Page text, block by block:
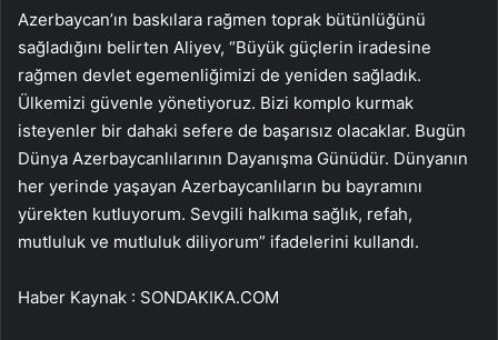
Azerbaycan’ın baskılara rağmen toprak bütünlüğünü
sağladığını belirten Aliyev, “Büyük güçlerin iradesine
rağmen devlet egemenliğimizi de yeniden sağladık.
Ülkemizi güvenle yönetiyoruz. Bizi komplo kurmak
isteyenler bir dahaki sefere de başarısız olacaklar. Bugün
Dünya Azerbaycanlılarının Dayanışma Günüdür. Dünyanın
her yerinde yaşayan Azerbaycanlıların bu bayramını
yürekten kutluyorum. Sevgili halkıma sağlık, refah,
mutluluk ve mutluluk diliyorum” ifadelerini kullandı.
Haber Kaynak : SONDAKIKA.COM